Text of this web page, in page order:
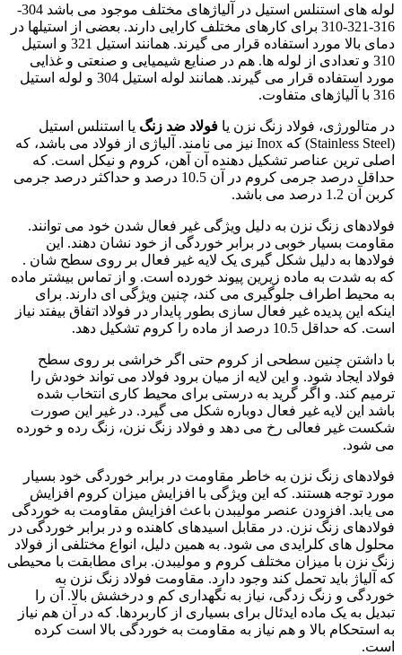
لوله های استنلس استیل در آلیاژهای مختلف موجود می باشد 304-
316-321-310 برای کارهای مختلف کارایی دارند. بعضی از استیلها در
دمای بالا مورد استفاده قرار می گیرند. همانند استیل 321 و استیل
310 و تعدادی از لوله ها. هم در صنایع شیمیایی و صنعتی و غذایی
مورد استفاده قرار می گیرند. همانند لوله استیل 304 و لوله استیل
316 با آلیاژهای متفاوت.
در متالورژی، فولاد زنگ نزن یا فولاد ضد زنگ یا استنلس استیل
(Stainless Steel) که Inox نیز می نامند. آلیاژی از فولاد می باشد، که
اصلی ترین عناصر تشکیل دهنده آن آهن، کروم و نیکل است. که
حداقل درصد جرمی کروم در آن 10.5 درصد و حداکثر درصد جرمی
کربن آن 1.2 درصد می باشد.
فولادهای زنگ نزن به دلیل ویژگی غیر فعال شدن خود می توانند.
مقاومت بسیار خوبی در برابر خوردگی از خود نشان دهند. این
فولادها به دلیل شکل گیری یک لایه غیر فعال بر روی سطح شان .
که به شدت به ماده زیرین پیوند خورده است. و از تماس بیشتر ماده
به محیط اطراف جلوگیری می کند، چنین ویژگی ای دارند. برای
اینکه این پدیده غیر فعال سازی بطور پایدار در فولاد اتفاق بیفتد نیاز
است. که حداقل 10.5 درصد از ماده را کروم تشکیل دهد.
با داشتن چنین سطحی از کروم حتی اگر خراشی بر روی سطح
فولاد ایجاد شود. و این لایه از میان برود فولاد می تواند خودش را
ترمیم کند. و اگر گرید به درستی برای محیط کاری انتخاب شده
باشد این لایه غیر فعال دوباره شکل می گیرد. در غیر این صورت
شکست غیر فعالی رخ می دهد و فولاد زنگ نزن، زنگ رده و خورده
می شود.
فولادهای زنگ نزن به خاطر مقاومت در برابر خوردگی خود بسیار
مورد توجه هستند. که این ویژگی با افزایش میزان کروم افزایش
می یابد. افزودن عنصر مولیبدن باعث افزایش مقاومت به خوردگی
فولادهای زنگ نزن. در مقابل اسیدهای کاهنده و در برابر خوردگی در
محلول های کلرایدی می شود. به همین دلیل، انواع مختلفی از فولاد
زنگ نزن با میزان مختلف کروم و مولیبدن. برای مطابقت با محیطی
که آلیاژ باید تحمل کند وجود دارد. مقاومت فولاد زنگ نزن به
خوردگی و زنگ زدگی، نیاز به نگهداری کم و درخشش بالا. آن را
تبدیل به یک ماده ایدئال برای بسیاری از کاربردها. که در آن هم نیاز
به استحکام بالا و هم نیاز به مقاومت به خوردگی بالا است کرده
است.